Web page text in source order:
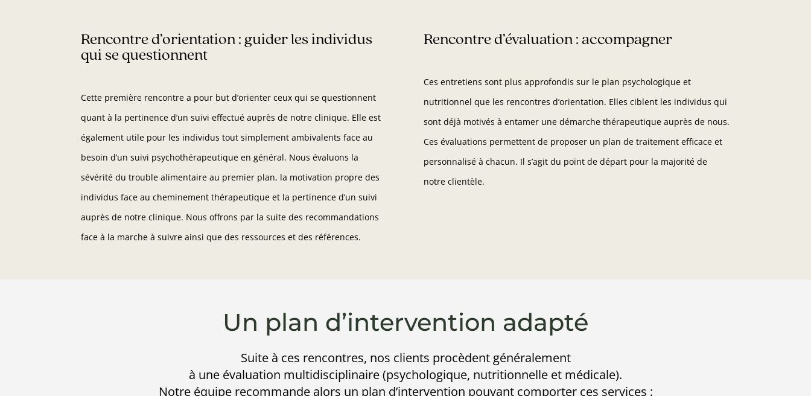
Rencontre d’orientation : guider les individus
qui se questionnent
Cette première rencontre a pour but d’orienter ceux qui se questionnent
quant à la pertinence d’un suivi effectué auprès de notre clinique. Elle est
également utile pour les individus tout simplement ambivalents face au
besoin d’un suivi psychothérapeutique en général. Nous évaluons la
sévérité du trouble alimentaire au premier plan, la motivation propre des
individus face au cheminement thérapeutique et la pertinence d’un suivi
auprès de notre clinique. Nous offrons par la suite des recommandations
face à la marche à suivre ainsi que des ressources et des références.
Rencontre d’évaluation : accompagner
Ces entretiens sont plus approfondis sur le plan psychologique et
nutritionnel que les rencontres d’orientation. Elles ciblent les individus qui
sont déjà motivés à entamer une démarche thérapeutique auprès de nous.
Ces évaluations permettent de proposer un plan de traitement efficace et
personnalisé à chacun. Il s’agit du point de départ pour la majorité de
notre clientèle.
Un plan d’intervention adapté
Suite à ces rencontres, nos clients procèdent généralement
à une évaluation multidisciplinaire (psychologique, nutritionnelle et médicale).
Notre équipe recommande alors un plan d’intervention pouvant comporter ces services :